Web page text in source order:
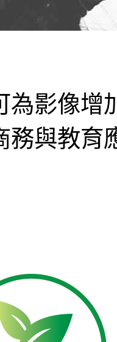
為影像增
務與教育